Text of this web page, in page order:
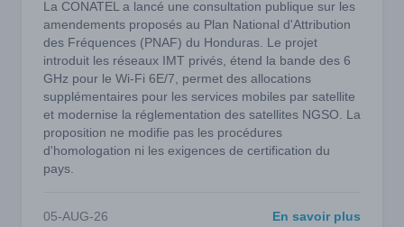
La CONATEL a lancé une consultation publique sur les
amendements proposés au Plan National d'Attribution
des Fréquences (PNAF) du Honduras. Le projet
introduit les réseaux IMT privés, étend la bande des 6
GHz pour le Wi-Fi 6E/7, permet des allocations
supplémentaires pour les services mobiles par satellite
et modernise la réglementation des satellites NGSO. La
proposition ne modifie pas les procédures
d'homologation ni les exigences de certification du
pays.
05-AUG-26 En savoir plus